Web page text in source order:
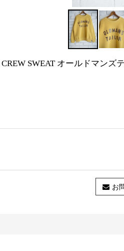
SWEAT オールドマン
お